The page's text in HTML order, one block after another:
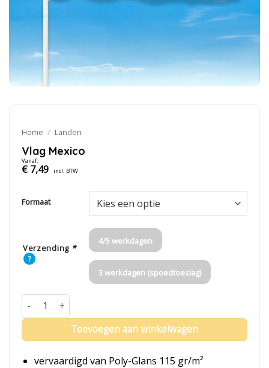
Home / Landen
Vlag Mexico
Vanaf:
€7,49 incl. BTW
Formaat
Verzending *
?
4/5 werkdagen
3 werkdagen (spoedtoeslag)
Vlag Mexico aantal
Toevoegen aan winkelwagen
vervaardigd van Poly-Glans 115 gr/m²